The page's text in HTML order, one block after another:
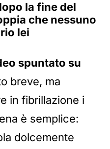
la fine del
che nessuno
lei
spuntato su
breve, ma
in fibrillazione i
è semplice:
dolcemente